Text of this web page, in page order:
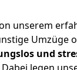
unserem
Umzüge
und